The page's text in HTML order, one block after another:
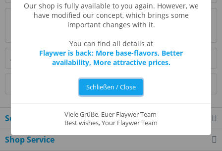
Bewertungen
0
Ähnliche Artikel
Service Hotline
Shop Service
Our shop is fully available to you again. However, we
have modified our concept, which brings some
important changes with it.
You can find all details at
Flaywer is back: More base-flavors, Better
availability, More attractive prices.
Schließen / Close
Viele Grüße, Euer Flaywer Team
Best wishes, Your Flaywer Team